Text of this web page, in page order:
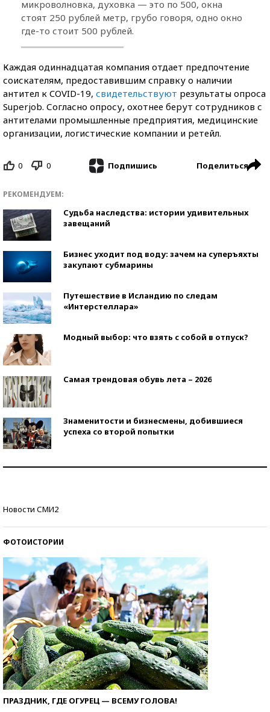
микроволновка, духовка — это по 500, окна
стоят 250 рублей метр, грубо говоря, одно окно
где-то стоит 500 рублей.
Каждая одиннадцатая компания отдает предпочтение
соискателям, предоставившим справку о наличии
антител к COVID-19, свидетельствуют результаты опроса
Superjob. Согласно опросу, охотнее берут сотрудников с
антителами промышленные предприятия, медицинские
организации, логистические компании и ретейл.
0 0 Подпишись Поделиться
РЕКОМЕНДУЕМ:
Судьба наследства: истории удивительных
завещаний
Бизнес уходит под воду: зачем на суперъяхты
закупают субмарины
Путешествие в Исландию по следам
«Интерстеллара»
Модный выбор: что взять с собой в отпуск?
Самая трендовая обувь лета – 2026
Знаменитости и бизнесмены, добившиеся
успеха со второй попытки
Новости СМИ2
ФОТОИСТОРИИ
ПРАЗДНИК, ГДЕ ОГУРЕЦ — ВСЕМУ ГОЛОВА!